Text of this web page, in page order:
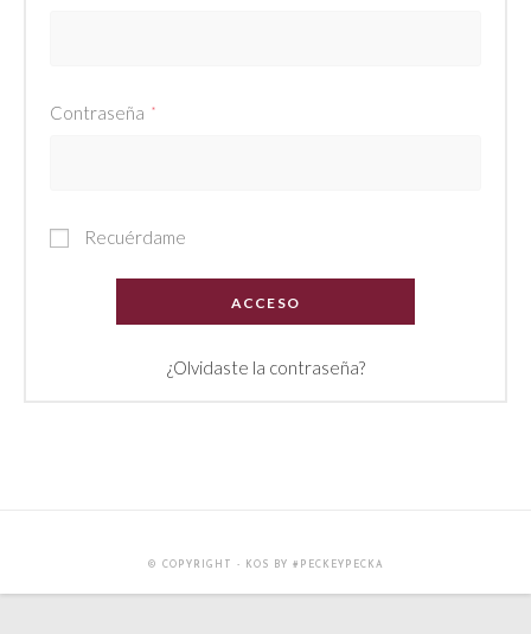
Contraseña *
Recuérdame
ACCESO
¿Olvidaste la contraseña?
© COPYRIGHT - KOS BY #PECKEYPECKA